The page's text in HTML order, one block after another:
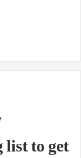
list to get